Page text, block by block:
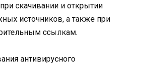
скачивании и открытии
источников, а также при
ссылкам.
антивирусного